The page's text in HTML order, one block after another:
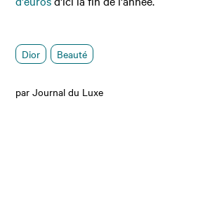
Dior Beauté
par Journal du Luxe